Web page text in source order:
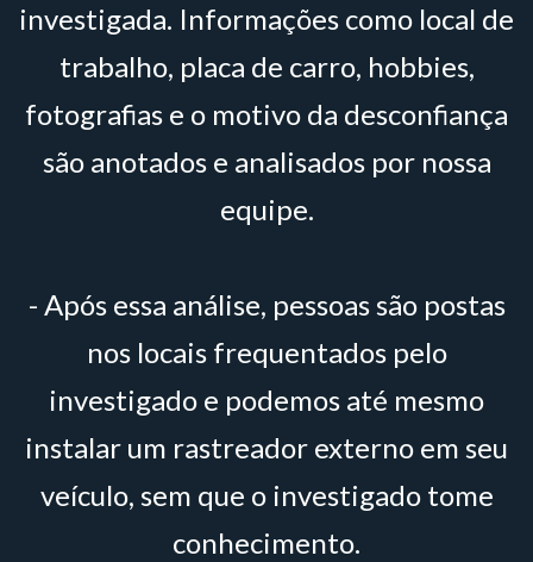
investigada. Informações como local de
trabalho, placa de carro, hobbies,
fotografias e o motivo da desconfiança
são anotados e analisados por nossa
equipe.
- Após essa análise, pessoas são postas
nos locais frequentados pelo
investigado e podemos até mesmo
instalar um rastreador externo em seu
veículo, sem que o investigado tome
conhecimento.